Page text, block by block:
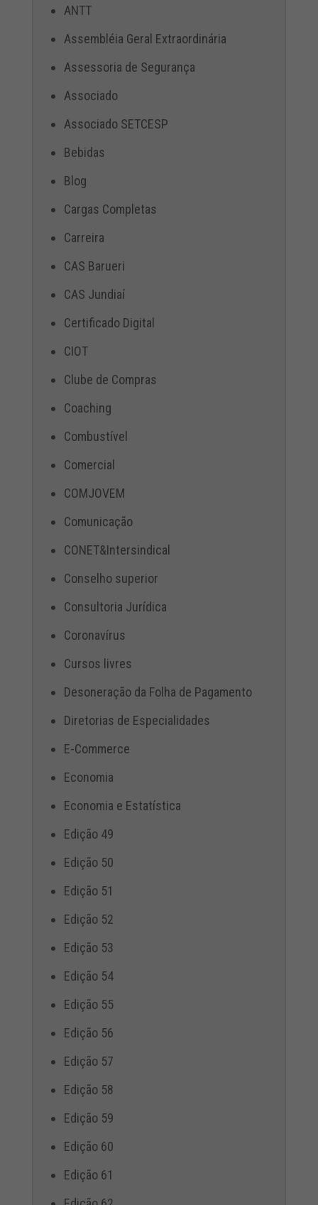
ANTT
Assembléia Geral Extraordinária
Assessoria de Segurança
Associado
Associado SETCESP
Bebidas
Blog
Cargas Completas
Carreira
CAS Barueri
CAS Jundiaí
Certificado Digital
CIOT
Clube de Compras
Coaching
Combustível
Comercial
COMJOVEM
Comunicação
CONET&Intersindical
Conselho superior
Consultoria Jurídica
Coronavírus
Cursos livres
Desoneração da Folha de Pagamento
Diretorias de Especialidades
E-Commerce
Economia
Economia e Estatística
Edição 49
Edição 50
Edição 51
Edição 52
Edição 53
Edição 54
Edição 55
Edição 56
Edição 57
Edição 58
Edição 59
Edição 60
Edição 61